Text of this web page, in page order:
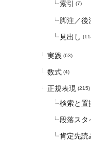
索引 (7)
脚注／後
見出し
実践 (63)
数式 (4)
正規表現 (215)
検索と置
段落スタ
肯定先読